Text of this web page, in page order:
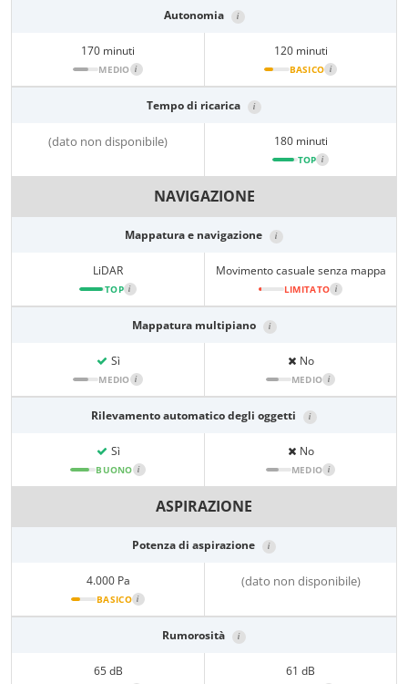
Autonomia i
170 minuti
MEDIO i
120 minuti
BASICO i
Tempo di ricarica i
(dato non disponibile) 180 minuti
TOP i
NAVIGAZIONE
Mappatura e navigazione i
LiDAR
TOP i
Movimento casuale senza mappa
LIMITATO i
Mappatura multipiano i
Sì
MEDIO i
No
MEDIO i
Rilevamento automatico degli oggetti i
Sì
BUONO i
No
MEDIO i
ASPIRAZIONE
Potenza di aspirazione i
4.000 Pa
BASICO i
(dato non disponibile)
Rumorosità i
65 dB 61 dB